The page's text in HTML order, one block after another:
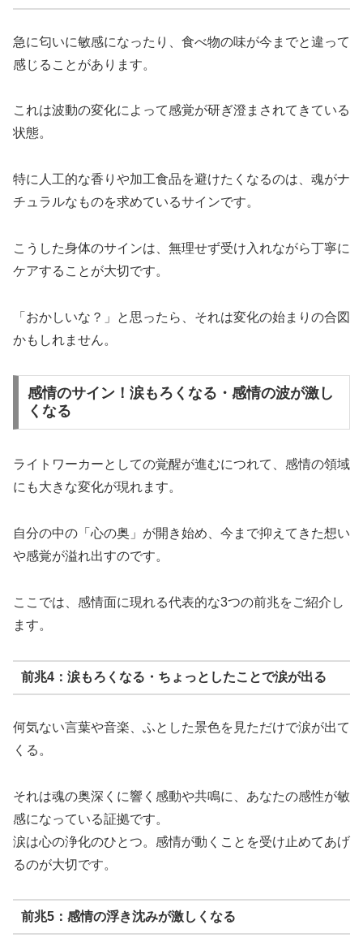
急に匂いに敏感になったり、食べ物の味が今までと違って
感じることがあります。
これは波動の変化によって感覚が研ぎ澄まされてきている
状態。
特に人工的な香りや加工食品を避けたくなるのは、魂がナ
チュラルなものを求めているサインです。
こうした身体のサインは、無理せず受け入れながら丁寧に
ケアすることが大切です。
「おかしいな？」と思ったら、それは変化の始まりの合図
かもしれません。
感情のサイン！涙もろくなる・感情の波が激し
くなる
ライトワーカーとしての覚醒が進むにつれて、感情の領域
にも大きな変化が現れます。
自分の中の「心の奥」が開き始め、今まで抑えてきた想い
や感覚が溢れ出すのです。
ここでは、感情面に現れる代表的な3つの前兆をご紹介し
ます。
前兆4：涙もろくなる・ちょっとしたことで涙が出る
何気ない言葉や音楽、ふとした景色を見ただけで涙が出て
くる。
それは魂の奥深くに響く感動や共鳴に、あなたの感性が敏
感になっている証拠です。
涙は心の浄化のひとつ。感情が動くことを受け止めてあげ
るのが大切です。
前兆5：感情の浮き沈みが激しくなる